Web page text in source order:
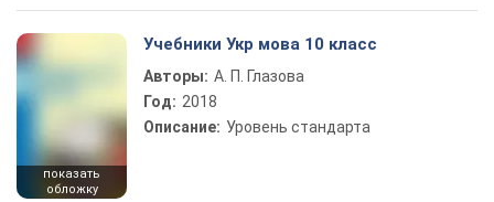
показать
обложку
Учебники Укр мова 10 класс
Авторы: А. П. Глазова
Год: 2018
Описание: Уровень стандарта